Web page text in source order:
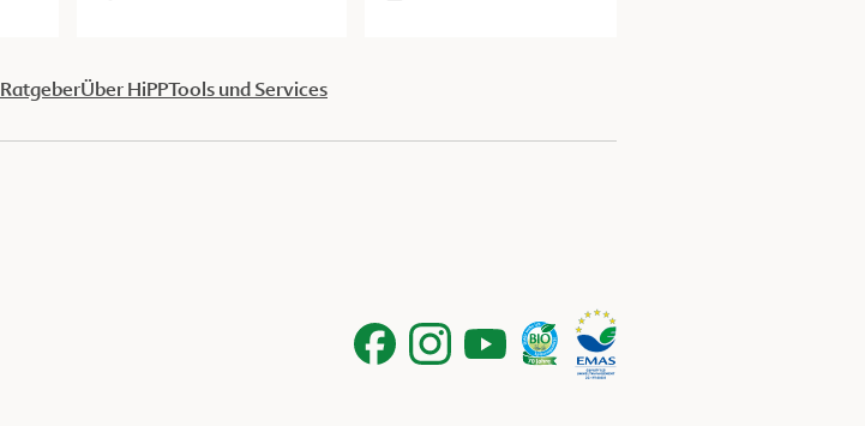
RatgeberÜber HiPPTools und Services